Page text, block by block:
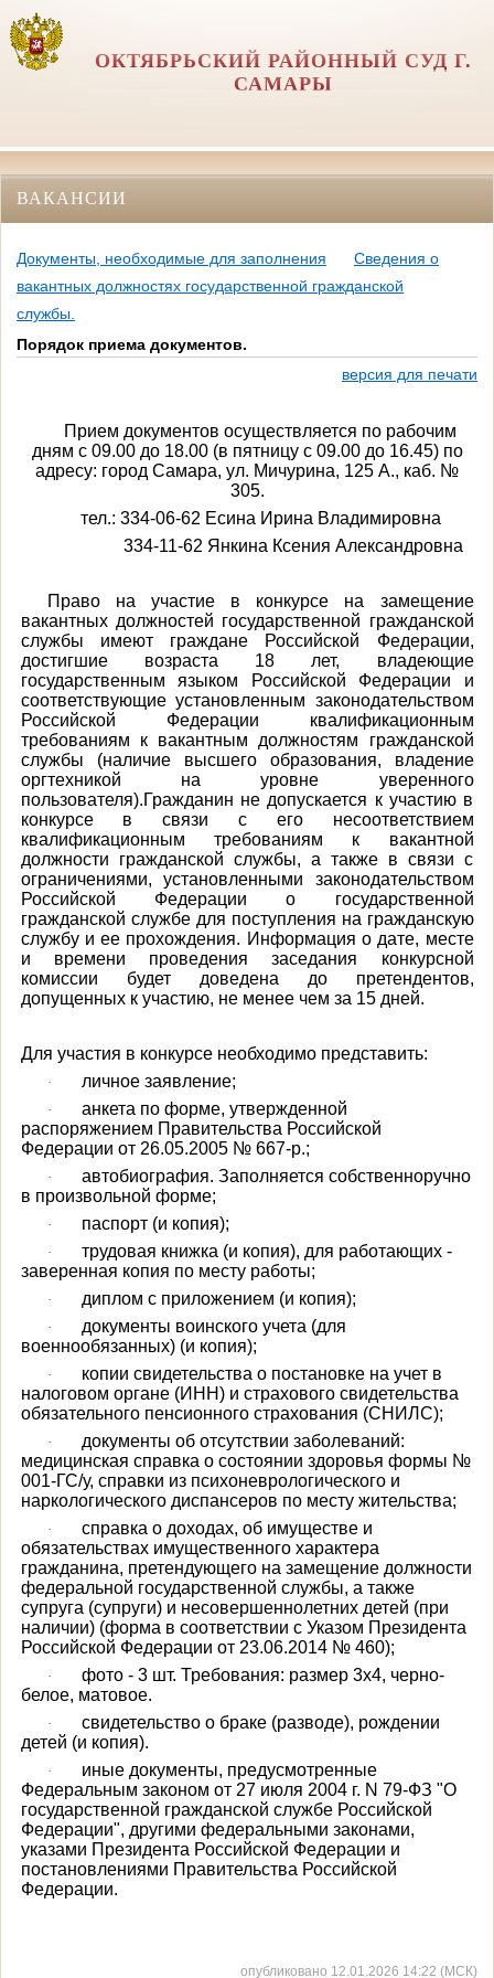
ОКТЯБРЬСКИЙ РАЙОННЫЙ СУД Г.
САМАРЫ
ВАКАНСИИ
Документы, необходимые для заполнения
Сведения о
вакантных должностях государственной гражданской
службы.
Порядок приема документов.
версия для печати
Прием документов осуществляется по рабочим
дням с 09.00 до 18.00 (в пятницу с 09.00 до 16.45) по
адресу: город Самара, ул. Мичурина, 125 А., каб. №
305.
тел.: 334-06-62 Есина Ирина Владимировна
334-11-62 Янкина Ксения Александровна
Право на участие в конкурсе на замещение
вакантных должностей государственной гражданской
службы имеют граждане Российской Федерации,
достигшие возраста 18 лет, владеющие
государственным языком Российской Федерации и
соответствующие установленным законодательством
Российской Федерации квалификационным
требованиям к вакантным должностям гражданской
службы (наличие высшего образования, владение
оргтехникой на уровне уверенного
пользователя).Гражданин не допускается к участию в
конкурсе в связи с его несоответствием
квалификационным требованиям к вакантной
должности гражданской службы, а также в связи с
ограничениями, установленными законодательством
Российской Федерации о государственной
гражданской службе для поступления на гражданскую
службу и ее прохождения. Информация о дате, месте
и времени проведения заседания конкурсной
комиссии будет доведена до претендентов,
допущенных к участию, не менее чем за 15 дней.
Для участия в конкурсе необходимо представить:
· личное заявление;
·
анкета по форме, утвержденной
распоряжением Правительства Российской
Федерации от 26.05.2005 № 667-р.;
·
автобиография. Заполняется собственноручно
в произвольной форме;
· паспорт (и копия);
·
трудовая книжка (и копия), для работающих -
заверенная копия по месту работы;
· диплом с приложением (и копия);
·
документы воинского учета (для
военнообязанных) (и копия);
·
копии свидетельства о постановке на учет в
налоговом органе (ИНН) и страхового свидетельства
обязательного пенсионного страхования (СНИЛС);
·
документы об отсутствии заболеваний:
медицинская справка о состоянии здоровья формы №
001-ГС/у, справки из психоневрологического и
наркологического диспансеров по месту жительства;
·
справка о доходах, об имуществе и
обязательствах имущественного характера
гражданина, претендующего на замещение должности
федеральной государственной службы, а также
супруга (супруги) и несовершеннолетних детей (при
наличии) (форма в соответствии с Указом Президента
Российской Федерации от 23.06.2014 № 460);
·
фото - 3 шт. Требования: размер 3х4, черно-
белое, матовое.
·
свидетельство о браке (разводе), рождении
детей (и копия).
·
иные документы, предусмотренные
Федеральным законом от 27 июля 2004 г. N 79-ФЗ "О
государственной гражданской службе Российской
Федерации", другими федеральными законами,
указами Президента Российской Федерации и
постановлениями Правительства Российской
Федерации.
опубликовано 12.01.2026 14:22 (МСК)